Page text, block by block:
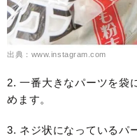
出典：www.instagram.com
2. 一番大きなパーツを袋
めます。
3. ネジ状になっているパ